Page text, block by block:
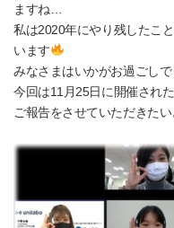
ますね…
私は2020年にやり残したこ
います
みなさまはいかがお過ごし
今回は11月25日に開催された
ご報告をさせていただきたい